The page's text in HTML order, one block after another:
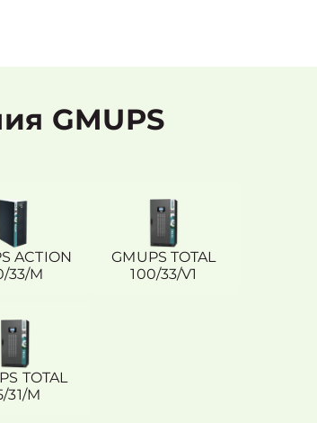
GMUPS
ACTION
33/M
GMUPS TOTAL
100/33/V1
TOTAL
31/M